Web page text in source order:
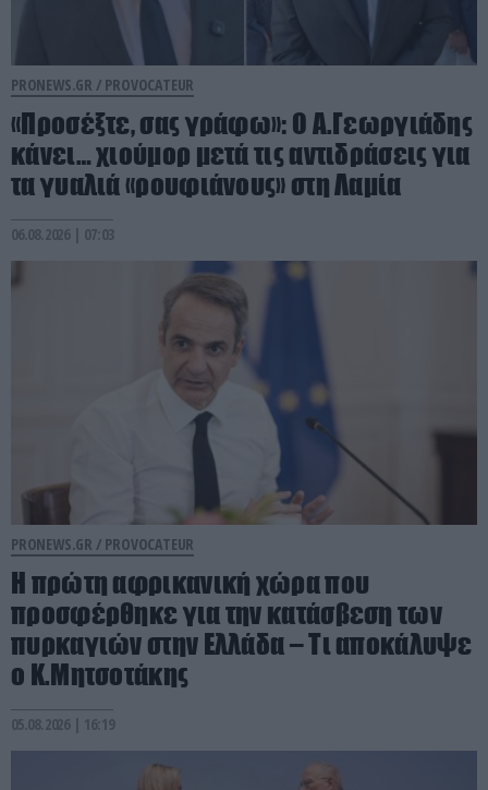
PRONEWS.GR / PROVOCATEUR
«Προσέξτε, σας γράφω»: Ο Α.Γεωργιάδης
κάνει… χιούμορ μετά τις αντιδράσεις για
τα γυαλιά «ρουφιάνους» στη Λαμία
06.08.2026 | 07:03
PRONEWS.GR / PROVOCATEUR
Η πρώτη αφρικανική χώρα που
προσφέρθηκε για την κατάσβεση των
πυρκαγιών στην Ελλάδα – Τι αποκάλυψε
ο Κ.Μητσοτάκης
05.08.2026 | 16:19